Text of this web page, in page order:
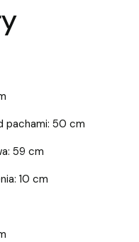
pachami: 50 cm
59 cm
10 cm